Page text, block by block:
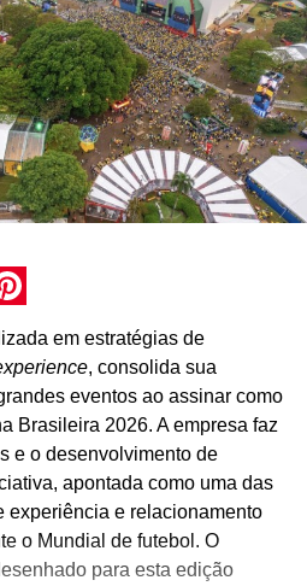
em estratégias de
, consolida sua
eventos ao assinar como
Brasileira 2026. A empresa faz
e o desenvolvimento de
apontada como uma das
experiência e relacionamento
o Mundial de futebol. O
para esta edição